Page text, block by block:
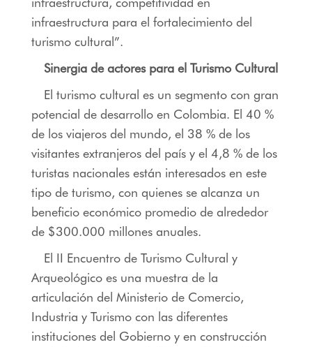
infraestructura para el fortalecimiento del
turismo cultural”.
Sinergia de actores para el Turismo Cultural
El turismo cultural es un segmento con gran
potencial de desarrollo en Colombia. El 40 %
de los viajeros del mundo, el 38 % de los
visitantes extranjeros del país y el 4,8 % de los
turistas nacionales están interesados en este
tipo de turismo, con quienes se alcanza un
beneficio económico promedio de alrededor
de $300.000 millones anuales.
El II Encuentro de Turismo Cultural y
Arqueológico es una muestra de la
articulación del Ministerio de Comercio,
Industria y Turismo con las diferentes
instituciones del Gobierno y en construcción